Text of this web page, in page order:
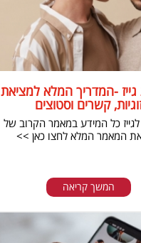
גייז -המדריך המלא למציאת
קשרים וסטוצים
לגייז כל המידע במאמר הקרוב של
המאמר המלא לחצו כאן >>
המשך קריאה